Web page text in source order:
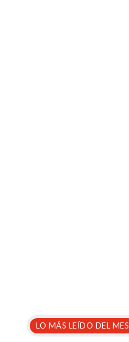
LO MÁS LEÍDO DEL MES